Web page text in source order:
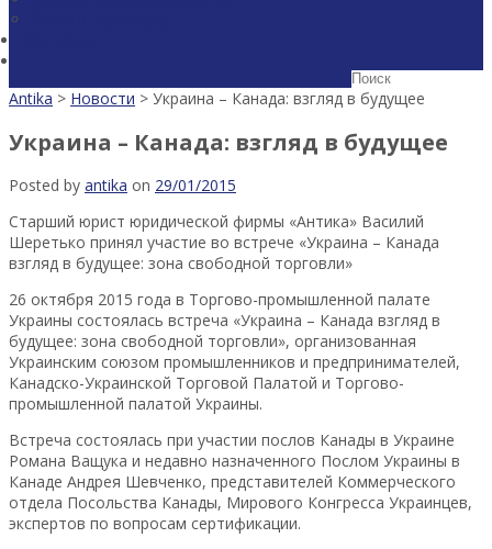
Antika > Новости > Украина – Канада: взгляд в будущее
Украина – Канада: взгляд в будущее
Posted by antika on 29/01/2015
Старший юрист юридической фирмы «Антика» Василий
Шеретько принял участие во встрече «Украина – Канада
взгляд в будущее: зона свободной торговли»
26 октября 2015 года в Торгово-промышленной палате
Украины состоялась встреча «Украина – Канада взгляд в
будущее: зона свободной торговли», организованная
Украинским союзом промышленников и предпринимателей,
Канадско-Украинской Торговой Палатой и Торгово-
промышленной палатой Украины.
Встреча состоялась при участии послов Канады в Украине
Романа Ващука и недавно назначенного Послом Украины в
Канаде Андрея Шевченко, представителей Коммерческого
отдела Посольства Канады, Мирового Конгресса Украинцев,
экспертов по вопросам сертификации.